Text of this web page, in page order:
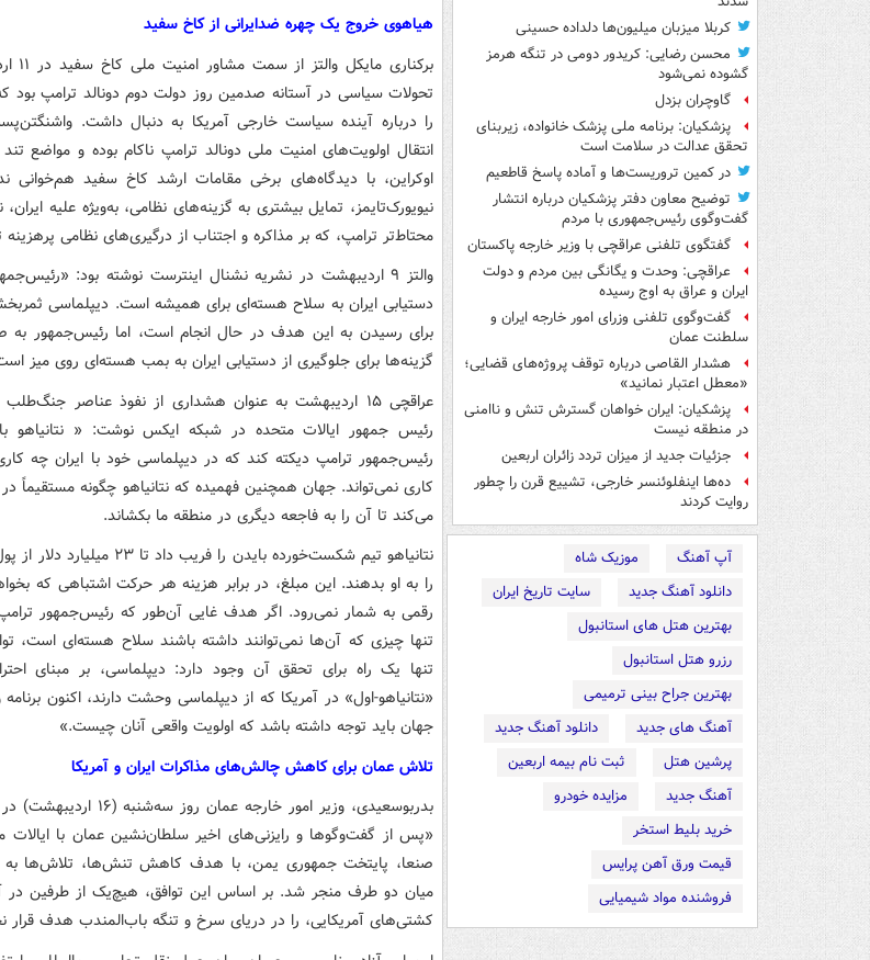
کربلا میزبان میلیون‌ها دلداده حسینی
محسن رضایی: کریدور دومی در تنگه هرمز
گشوده نمی‌شود
گاوچران بزدل
پزشکیان: برنامه ملی پزشک خانواده، زیربنای
تحقق عدالت در سلامت است
در کمین تروریست‌ها و آماده پاسخ قاطعیم
توضیح معاون دفتر پزشکیان درباره انتشار
گفت‌وگوی رئیس‌جمهوری با مردم
گفتگوی تلفنی عراقچی با وزیر خارجه پاکستان
عراقچی: وحدت و یگانگی بین مردم و دولت
ایران و عراق به اوج رسیده
گفت‌وگوی تلفنی وزرای امور خارجه ایران و
سلطنت عمان
هشدار القاصی درباره توقف پروژه‌های قضایی؛
«معطل اعتبار نمانید»
پزشکیان: ایران خواهان گسترش تنش و ناامنی
در منطقه نیست
جزئیات جدید از میزان تردد زائران اربعین
ده‌ها اینفلوئنسر خارجی، تشییع قرن را چطور
روایت کردند
آپ آهنگ
موزیک شاه
دانلود آهنگ جدید
سایت تاریخ ایران
بهترین هتل های استانبول
رزرو هتل استانبول
بهترین جراح بینی ترمیمی
آهنگ های جدید
دانلود آهنگ جدید
پرشین هتل
ثبت نام بیمه اربعین
آهنگ جدید
مزایده خودرو
خرید بلیط استخر
قیمت ورق آهن پرایس
فروشنده مواد شیمیایی
هیاهوی خروج یک چهره ضدایرانی از کاخ سفید
تحولات سیاسی در آستانه صدمین روز دولت دوم دونالد ترامپ بود
را درباره آینده سیاست خارجی آمریکا به دنبال داشت.
انتقال اولویت‌های امنیت ملی دونالد ترامپ ناکام بوده و مواضع تند
اوکراین، با دیدگاه‌های برخی مقامات ارشد کاخ سفید هم‌خوانی
نیویورک‌تایمز، تمایل بیشتری به گزینه‌های نظامی، به‌ویژه علیه
محتاط‌تر ترامپ، که بر مذاکره و اجتناب از درگیری‌های نظامی پرهزینه
والتز ۹ اردیبهشت در نشریه نشنال اینترست نوشته بود:
دستیابی ایران به سلاح هسته‌ای برای همیشه است. دیپلماسی
برای رسیدن به این هدف در حال انجام است، اما رئیس‌جمهور
گزینه‌ها برای جلوگیری از دستیابی ایران به بمب هسته‌ای روی میز
عراقچی ۱۵ اردیبهشت به عنوان هشداری از نفوذ عناصر
رئیس جمهور ایالات متحده در شبکه ایکس نوشت: « نتانیاهو
رئیس‌جمهور ترامپ دیکته کند که در دیپلماسی خود با ایران چه
کاری نمی‌تواند. جهان همچنین فهمیده که نتانیاهو چگونه مستقیماً
می‌کند تا آن را به فاجعه دیگری در منطقه ما بکشاند.
نتانیاهو تیم شکست‌خورده بایدن را
را به او بدهند. این مبلغ، در برابر هزینه هر حرکت اشتباهی که
رقمی به شمار نمی‌رود. اگر هدف غایی آن‌طور که رئیس‌جمهور
تنها چیزی که آن‌ها نمی‌توانند داشته باشند سلاح هسته‌ای است،
تنها یک راه برای تحقق آن وجود دارد: دیپلماسی، بر مبنای
«نتانیاهو-اول» در آمریکا که از دیپلماسی وحشت دارند، اکنون
جهان باید توجه داشته باشد که اولویت واقعی آنان چیست.»
تلاش عمان برای کاهش چالش‌های مذاکرات ایران و آمریکا
بدربوسعیدی، وزیر امور
«پس از گفت‌وگوها و رایزنی‌های اخیر سلطان‌نشین عمان با
صنعا، پایتخت جمهوری یمن، با هدف کاهش تنش‌ها، تلاش‌ها به
میان دو طرف منجر شد. بر اساس این توافق، هیچ‌یک از طرفین در
کشتی‌های آمریکایی، را در دریای سرخ و تنگه باب‌المندب هدف قرار